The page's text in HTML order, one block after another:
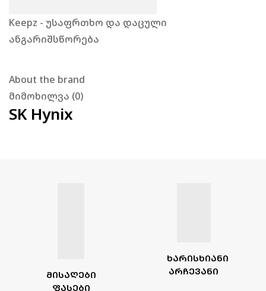
Keepz - უსაფრთხო და დაცული
ანგარიშსწორება
About the brand
მიმოხილვა (0)
SK Hynix
ᲮᲐᲠᲘᲡᲮᲘᲐᲜᲘ
ᲐᲠᲩᲔᲕᲐᲜᲘ
ᲛᲘᲡᲐᲦᲔᲑᲘ
ᲤᲐᲡᲔᲑᲘ